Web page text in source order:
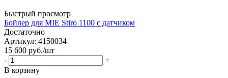
Быстрый просмотр
Бойлер для MIE Stiro 1100 с датчиком
Достаточно
Артикул: 4150034
15 600 руб./шт
-
+
В корзину